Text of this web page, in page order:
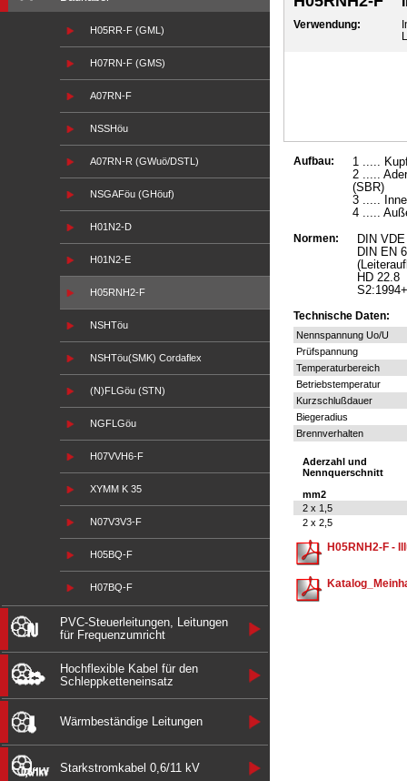
H05RR-F (GML)
H07RN-F (GMS)
A07RN-F
NSSHöu
A07RN-R (GWuö/DSTL)
NSGAFöu (GHöuf)
H01N2-D
H01N2-E
H05RNH2-F
NSHTöu
NSHTöu(SMK) Cordaflex
(N)FLGöu (STN)
NGFLGöu
H07VVH6-F
XYMM K 35
N07V3V3-F
H05BQ-F
H07BQ-F
PVC-Steuerleitungen, Leitungen
für Frequenzumricht
Hochflexible Kabel für den
Schleppketteneinsatz
Wärmbeständige Leitungen
Starkstromkabel 0,6/11 kV
Verwendung:
Aufbau:
1 .....
2 .....
(SBR)
3 .....
4 .....
Normen:
DIN
DIN EN
HD 22.8
Technische Daten:
Nennspannung Uo/U
Prüfspannung
Temperaturbereich
Betriebstemperatur
Kurzschlußdauer
Biegeradius
Brennverhalten
Aderzahl und
Nennquerschnitt
mm2
2 x 1,5
2 x 2,5
H05RNH2-F -